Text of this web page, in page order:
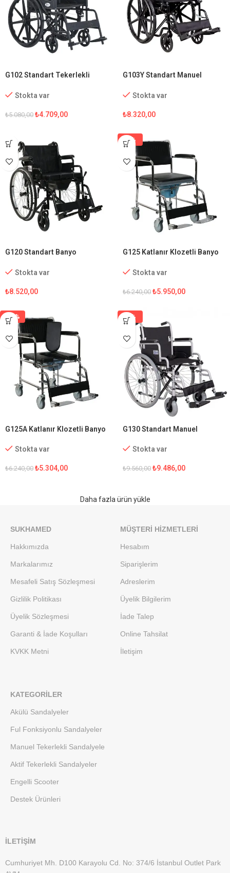
G102 Standart Tekerlekli
Stokta var
₺5.080,00 ₺4.709,00
G103Y Standart Manuel
Stokta var
₺8.320,00
G120 Standart Banyo
Stokta var
₺8.520,00
-5%
G125 Katlanır Klozetli Banyo
Stokta var
₺6.240,00 ₺5.950,00
-15%
G125A Katlanır Klozetli Banyo
Stokta var
₺6.240,00 ₺5.304,00
-1%
G130 Standart Manuel
Stokta var
₺9.560,00 ₺9.486,00
Daha fazla ürün yükle
SUKHAMED
Hakkımızda
Markalarımız
Mesafeli Satış Sözleşmesi
Gizlilik Politikası
Üyelik Sözleşmesi
Garanti & İade Koşulları
KVKK Metni
MÜŞTERI HIZMETLERI
Hesabım
Siparişlerim
Adreslerim
Üyelik Bilgilerim
İade Talep
Online Tahsilat
İletişim
KATEGORILER
Akülü Sandalyeler
Ful Fonksiyonlu Sandalyeler
Manuel Tekerlekli Sandalyele
Aktif Tekerlekli Sandalyeler
Engelli Scooter
Destek Ürünleri
İLETİŞİM
Cumhuriyet Mh. D100 Karayolu Cd. No: 374/6 İstanbul Outlet Park